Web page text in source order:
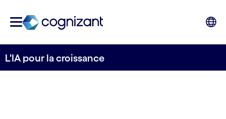
L'IA pour la croissance